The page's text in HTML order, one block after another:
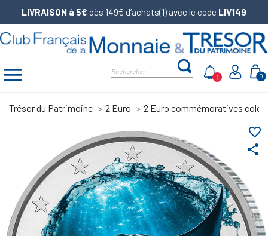
LIVRAISON à 5€ dès 149€ d’achats(1) avec le code LIV149
0
1
Trésor du Patrimoine 2 Euro 2 Euro commémoratives
share
favorite_border